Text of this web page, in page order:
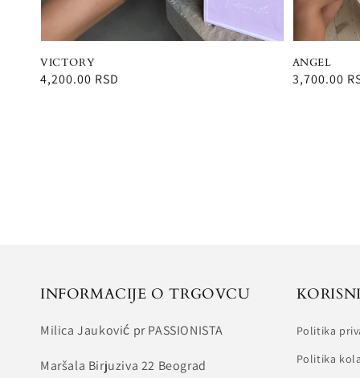
VICTORY
Redovna
4,200.00 RSD
ANGEL
Redovna
3,700.00
INFORMACIJE O TRGOVCU
Milica Jauković pr PASSIONISTA
Maršala Birjuziva 22 Beograd
Politika
Politika